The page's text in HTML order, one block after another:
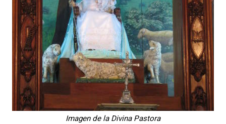
Imagen de la Divina Pastora